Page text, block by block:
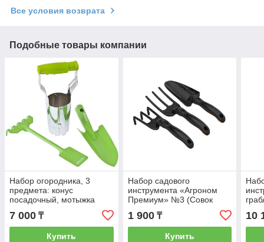
Все условия возврата
Подобные товары компании
Набор огородника, 3
предмета: конус
посадочный, мотыжка
комбинированная с
граблями, посадочный
совок Palisad
7 000 ₸
Купить
Набор садового
инструмента «Агроном
Премиум» №3 (Совок
широкий, рыхлитель,
вилка) АП 137
1 900₸
Купить
10